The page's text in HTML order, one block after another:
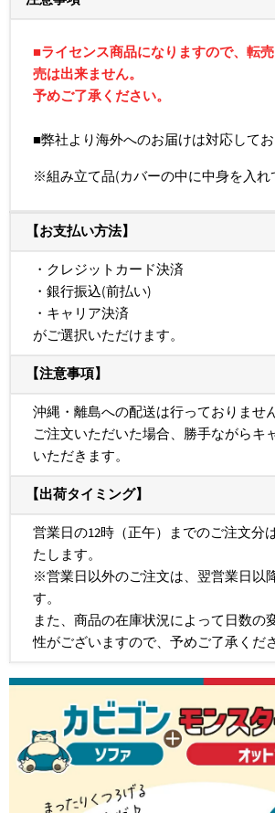
■ライセンス商品になりますので、 転
売は出来ません。
予めご了承ください。
■弊社より海外へのお届けは対応してお
※組み立て品(カバーの中に中身を入れ
【お支払い方法】
・クレジットカード決済
・銀行振込(前払い)
・キャリア決済
がご選択いただけます。
【注意事項】
沖縄・離島への配送は行っておりません
ご注文いただいた場合、勝手ながらキ
いただきます。
【出荷タイミング】
営業日の12時（正午）までのご注文分
たします。
※営業日以外のご注文は、翌営業日以
す。
また、商品の在庫状況によって日数の
性がございますので、予めご了承くだ